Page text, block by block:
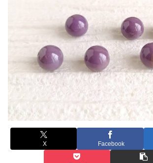
X Facebook